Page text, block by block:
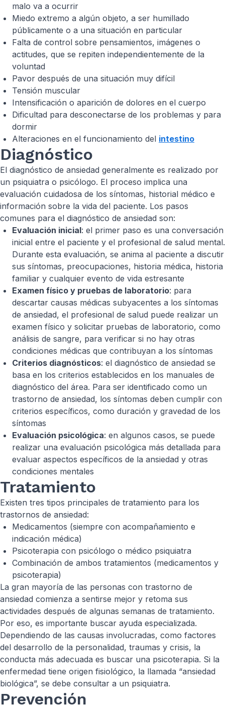
malo va a ocurrir
Miedo extremo a algún objeto, a ser humillado
públicamente o a una situación en particular
Falta de control sobre pensamientos, imágenes o
actitudes, que se repiten independientemente de la
voluntad
Pavor después de una situación muy difícil
Tensión muscular
Intensificación o aparición de dolores en el cuerpo
Dificultad para desconectarse de los problemas y para
dormir
Alteraciones en el funcionamiento del intestino
Diagnóstico
El diagnóstico de ansiedad generalmente es realizado por
un psiquiatra o psicólogo. El proceso implica una
evaluación cuidadosa de los síntomas, historial médico e
información sobre la vida del paciente. Los pasos
comunes para el diagnóstico de ansiedad son:
Evaluación inicial: el primer paso es una conversación
inicial entre el paciente y el profesional de salud mental.
Durante esta evaluación, se anima al paciente a discutir
sus síntomas, preocupaciones, historia médica, historia
familiar y cualquier evento de vida estresante
Examen físico y pruebas de laboratorio: para
descartar causas médicas subyacentes a los síntomas
de ansiedad, el profesional de salud puede realizar un
examen físico y solicitar pruebas de laboratorio, como
análisis de sangre, para verificar si no hay otras
condiciones médicas que contribuyan a los síntomas
Criterios diagnósticos: el diagnóstico de ansiedad se
basa en los criterios establecidos en los manuales de
diagnóstico del área. Para ser identificado como un
trastorno de ansiedad, los síntomas deben cumplir con
criterios específicos, como duración y gravedad de los
síntomas
Evaluación psicológica: en algunos casos, se puede
realizar una evaluación psicológica más detallada para
evaluar aspectos específicos de la ansiedad y otras
condiciones mentales
Tratamiento
Existen tres tipos principales de tratamiento para los
trastornos de ansiedad:
Medicamentos (siempre con acompañamiento e
indicación médica)
Psicoterapia con psicólogo o médico psiquiatra
Combinación de ambos tratamientos (medicamentos y
psicoterapia)
La gran mayoría de las personas con trastorno de
ansiedad comienza a sentirse mejor y retoma sus
actividades después de algunas semanas de tratamiento.
Por eso, es importante buscar ayuda especializada.
Dependiendo de las causas involucradas, como factores
del desarrollo de la personalidad, traumas y crisis, la
conducta más adecuada es buscar una psicoterapia. Si la
enfermedad tiene origen fisiológico, la llamada “ansiedad
biológica”, se debe consultar a un psiquiatra.
Prevención